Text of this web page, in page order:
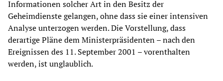
Informationen solcher Art in den Besitz der
Geheimdienste gelangen, ohne dass sie einer intensiven
Analyse unterzogen werden. Die Vorstellung, dass
derartige Pläne dem Ministerpräsidenten – nach den
Ereignissen des 11. September 2001 – vorenthalten
werden, ist unglaublich.